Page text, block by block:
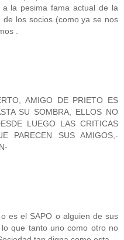
la pesima fama actual de la
de los socios (como ya se nos
.
AMIGO DE PRIETO ES
SU SOMBRA, ELLOS NO
LUEGO LAS CRITICAS
PARECEN SUS AMIGOS,-
es el SAPO o alguien de sus
que tanto uno como otro no